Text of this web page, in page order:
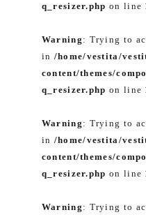
q_resizer.php on line
Warning : Trying to
in /home/vestita/
content/themes/
q_resizer.php on line
Warning : Trying to
in /home/vestita/
content/themes/
q_resizer.php on line
Warning : Trying to